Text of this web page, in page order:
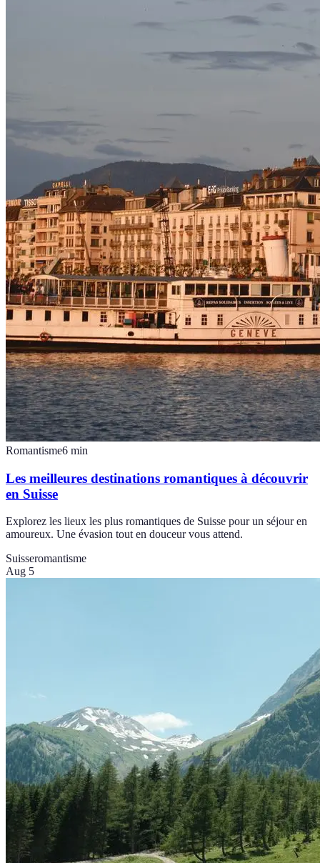
Romantisme6 min
Les meilleures destinations romantiques à découvrir
en Suisse
Explorez les lieux les plus romantiques de Suisse pour un séjour en
amoureux. Une évasion tout en douceur vous attend.
Suisseromantisme
Aug 5